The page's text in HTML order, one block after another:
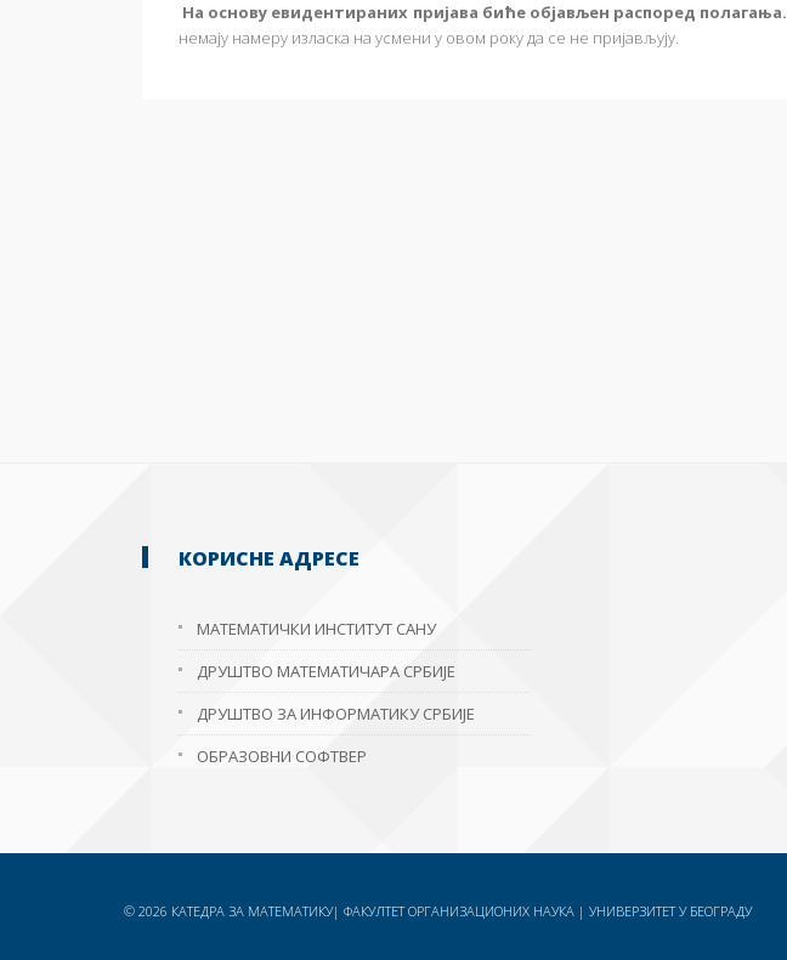
На основу евидентираних пријава биће објављен распоред полагања.
немају намеру изласка на усмени у овом року да се не пријављују.
КОРИСНЕ АДРЕСЕ
МАТЕМАТИЧКИ ИНСТИТУТ САНУ
ДРУШТВО МАТЕМАТИЧАРА СРБИЈЕ
ДРУШТВО ЗА ИНФОРМАТИКУ СРБИЈЕ
ОБРАЗОВНИ СОФТВЕР
© 2026 КАТЕДРА ЗА МАТЕМАТИКУ| ФАКУЛТЕТ ОРГАНИЗАЦИОНИХ НАУКА | УНИВЕРЗИТЕТ У БЕОГРАДУ